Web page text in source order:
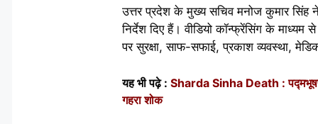
उत्तर प्रदेश के मुख्य सचिव मनोज कुमार सिंह
निर्देश दिए हैं। वीडियो कॉन्फ्रेंसिंग के
पर सुरक्षा, साफ-सफाई, प्रकाश व्यवस्था,
यह भी पढ़े : Sharda Sinha Death : पद्मभूषण
गहरा शोक